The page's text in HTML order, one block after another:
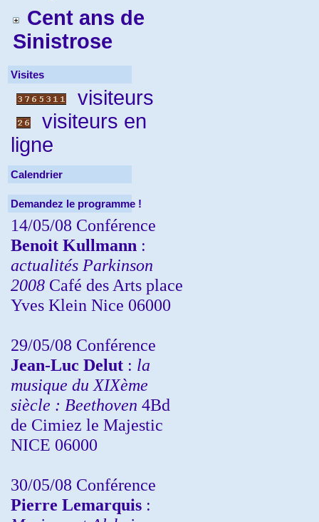
Cent ans de
Sinistrose
Visites
visiteurs
visiteurs en
ligne
Calendrier
Demandez le programme !
14/05/08 Conférence
Benoit Kullmann :
actualités Parkinson
2008 Café des Arts place
Yves Klein Nice 06000
29/05/08 Conférence
Jean-Luc Delut : la
musique du XIXème
siècle : Beethoven 4Bd
de Cimiez le Majestic
NICE 06000
30/05/08 Conférence
Pierre Lemarquis :